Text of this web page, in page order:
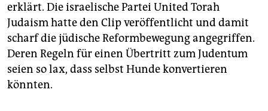
erklärt. Die israelische Partei United Torah
Judaism hatte den Clip veröffentlicht und damit
scharf die jüdische Reformbewegung angegriffen.
Deren Regeln für einen Übertritt zum Judentum
seien so lax, dass selbst Hunde konvertieren
könnten.